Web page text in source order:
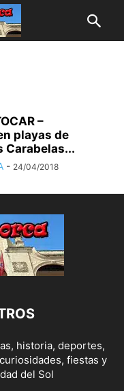
–
playas de
Carabelas...
- 24/04/2018
historia, deportes,
fiestas y
del Sol